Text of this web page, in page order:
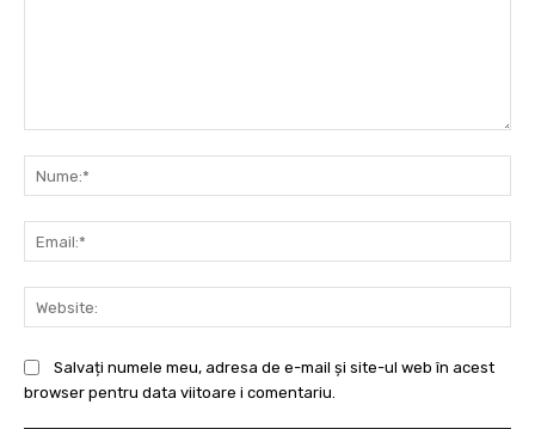
Salvați numele meu, adresa de e-mail și site-ul web în acest
browser pentru data viitoare i comentariu.